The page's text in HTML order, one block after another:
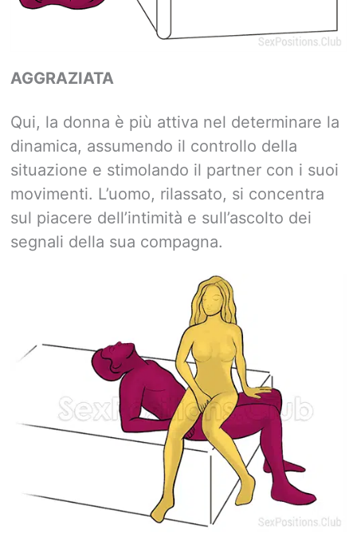
AGGRAZIATA
Qui, la donna è più attiva nel determinare la
dinamica, assumendo il controllo della
situazione e stimolando il partner con i suoi
movimenti. L’uomo, rilassato, si concentra
sul piacere dell’intimità e sull’ascolto dei
segnali della sua compagna.